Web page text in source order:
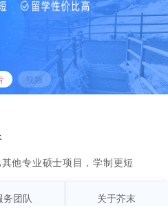
视频
他专业硕士项目，学制更短
务团队 关于芥末